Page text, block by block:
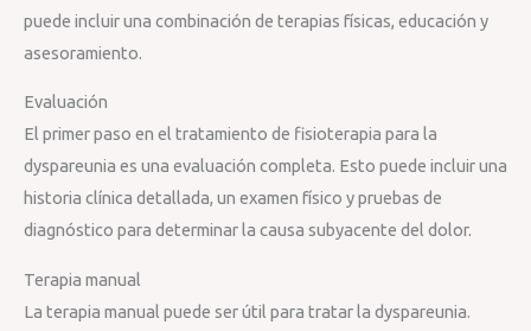
puede incluir una combinación de terapias físicas, educación y
asesoramiento.
Evaluación
El primer paso en el tratamiento de fisioterapia para la
dyspareunia es una evaluación completa. Esto puede incluir una
historia clínica detallada, un examen físico y pruebas de
diagnóstico para determinar la causa subyacente del dolor.
Terapia manual
La terapia manual puede ser útil para tratar la dyspareunia.